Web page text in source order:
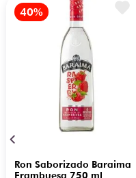
Ron Saborizado Baraima
Frambuesa 750 ml